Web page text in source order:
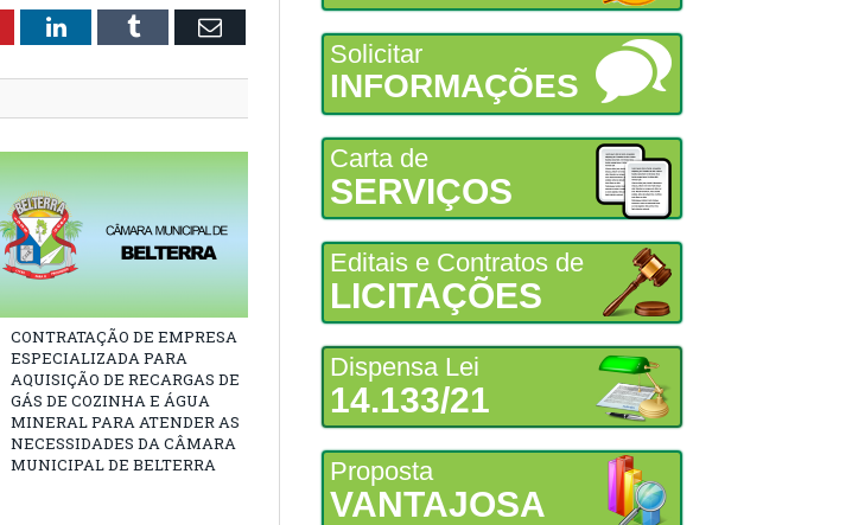
LinkedInTumblr Email
CONTRATAÇÃO DE EMPRESA
ESPECIALIZADA PARA
AQUISIÇÃO DE RECARGAS DE
GÁS DE COZINHA E ÁGUA
MINERAL PARA ATENDER AS
NECESSIDADES DA CÂMARA
MUNICIPAL DE BELTERRA
Solicitar
INFORMAÇÕES
Carta de
SERVIÇOS
Editais e Contratos de
LICITAÇÕES
Dispensa Lei
14.133/21
Proposta
VANTAJOSA